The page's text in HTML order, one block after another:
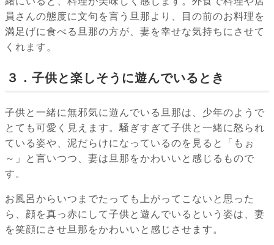
員さんの態度に文句を言う旦那より、目の前のお料理を
満足げに食べる旦那の方が、妻を幸せな気持ちにさせて
くれます。
３．子供と楽しそうに遊んでいるとき
子供と一緒に無邪気に遊んでいる旦那は、少年のようで
とても可愛く見えます。騒ぎすぎて子供と一緒に怒られ
ている姿や、泥だらけになっているのを見ると「もぉ
～」と言いつつ、妻は旦那をかわいいと感じるもので
す。
お風呂からいつまでたっても上がってこないと思った
ら、顔を真っ赤にして子供と遊んでいるという姿は、妻
を笑顔にさせ旦那をかわいいと感じさせます。